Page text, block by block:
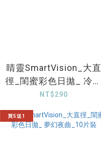
睛靈SmartVision_大直
徑_閨蜜彩色日拋_ 冷霧
電音_10片裝
NT$290
買5送1